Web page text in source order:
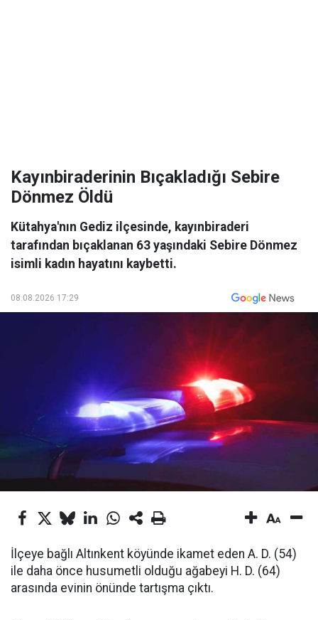
Kayınbiraderinin Bıçakladığı Sebire
Dönmez Öldü
Kütahya'nın Gediz ilçesinde, kayınbiraderi
tarafından bıçaklanan 63 yaşındaki Sebire Dönmez
isimli kadın hayatını kaybetti.
08.08.2026 17:29
İlçeye bağlı Altınkent köyünde ikamet eden A. D. (54)
ile daha önce husumetli olduğu ağabeyi H. D. (64)
arasında evinin önünde tartışma çıktı.